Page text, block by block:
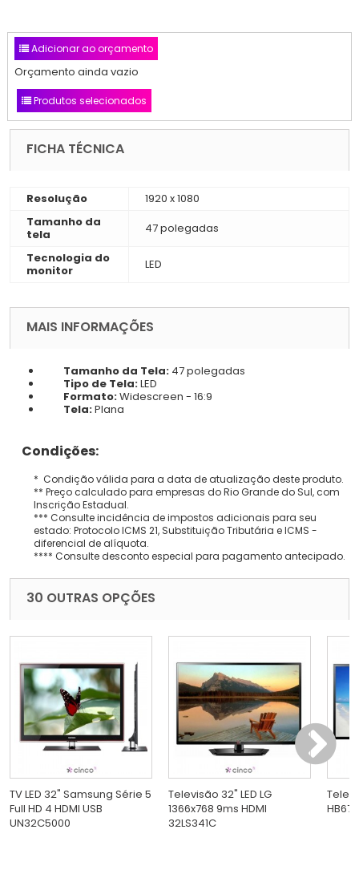
Adicionar ao orçamento
Orçamento ainda vazio
Produtos selecionados
FICHA TÉCNICA
Resolução
1920 x 1080
Tamanho da
tela
47 polegadas
Tecnologia do
monitor
LED
MAIS INFORMAÇÕES
Tamanho da Tela: 47 polegadas
Tipo de Tela:LED
Formato:Widescreen - 16:9
Tela:Plana
Condições:
* Condição válida para a data de atualização deste produto.
** Preço calculado para empresas do Rio Grande do Sul, com
Inscrição Estadual.
*** Consulte incidência de impostos adicionais para seu
estado: Protocolo ICMS 21, Substituição Tributária e ICMS -
diferencial de alíquota.
**** Consulte desconto especial para pagamento antecipado.
30 OUTRAS OPÇÕES
TV LED 32" Samsung Série 5
Full HD 4 HDMI USB
UN32C5000
Televisão 32" LED LG
1366x768 9ms HDMI
32LS341C